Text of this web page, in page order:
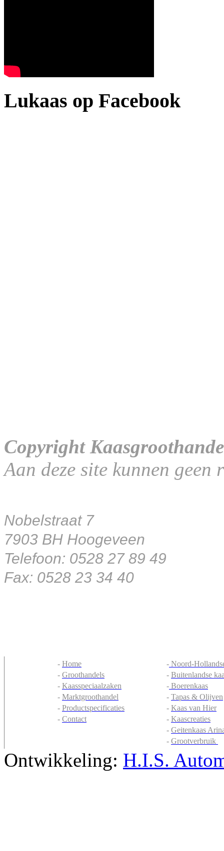
Lukaas op Facebook
Copyright
Aan deze site kunnen
Nobelstraat 7
7903 BH Hoogeveen
Telefoon: 0528 27 89 49
Fax: 0528 23 34 40
- Home - Noord-
- Groothandels - Buitenlandse
- Kaasspeciaalzaken - Boerenkaas
- Marktgroothandel - Tapas & Olijven
- Productspecificaties - Kaas van Hier
- Contact - Kaascreaties
- Geitenkaas
- Grootverbruik
Ontwikkeling: H.I.S.